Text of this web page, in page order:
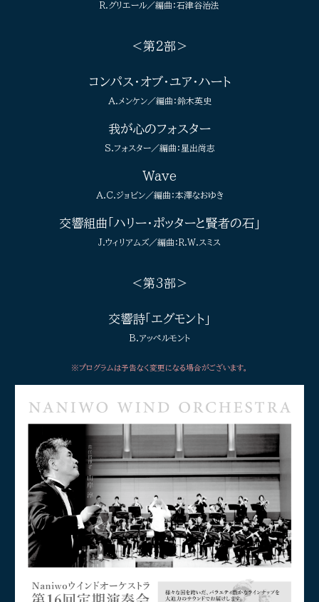
R.グリエール／編曲：石津谷治法
＜第2部＞
コンパス・オブ・ユア・ハート
A.メンケン／編曲：鈴木英史
我が心のフォスター
S.フォスター／編曲：星出尚志
Wave
A.C.ジョビン／編曲：本澤なおゆき
交響組曲「ハリー・ポッターと賢者の石」
J.ウィリアムズ／編曲：R.W.スミス
＜第3部＞
交響詩「エグモント」
B.アッペルモント
※プログラムは予告なく変更になる場合がございます。